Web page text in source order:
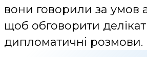
вони говорили за умов
щоб обговорити
дипломатичні розмови.